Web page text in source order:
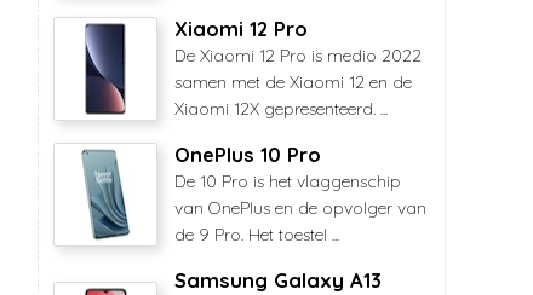
Xiaomi 12 Pro
De Xiaomi 12 Pro is medio 2022
samen met de Xiaomi 12 en de
Xiaomi 12X gepresenteerd. ...
OnePlus 10 Pro
De 10 Pro is het vlaggenschip
van OnePlus en de opvolger van
de 9 Pro. Het toestel ...
Samsung Galaxy A13